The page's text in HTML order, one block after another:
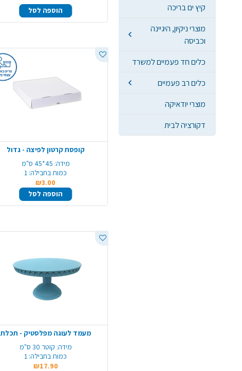
קיץ ים בריכה
מוצרי ניקיון, היגיינה
וכביסה
כלים חד פעמיים למשרד
כלים רב פעמיים
מוצרי יודאיקה
דקורציה לבית
הוספה לסל
קופסת קרטון לפיצה - גדול
מידה: 45*45 ס"מ
כמות בחבילה: 1
₪3.00
הוספה לסל
מעמד לעוגה מפלסטיק - תכלת
מידה: קוטר 30 ס"מ
כמות בחבילה: 1
₪17.90